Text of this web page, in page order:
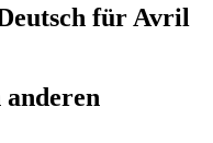
für Avril